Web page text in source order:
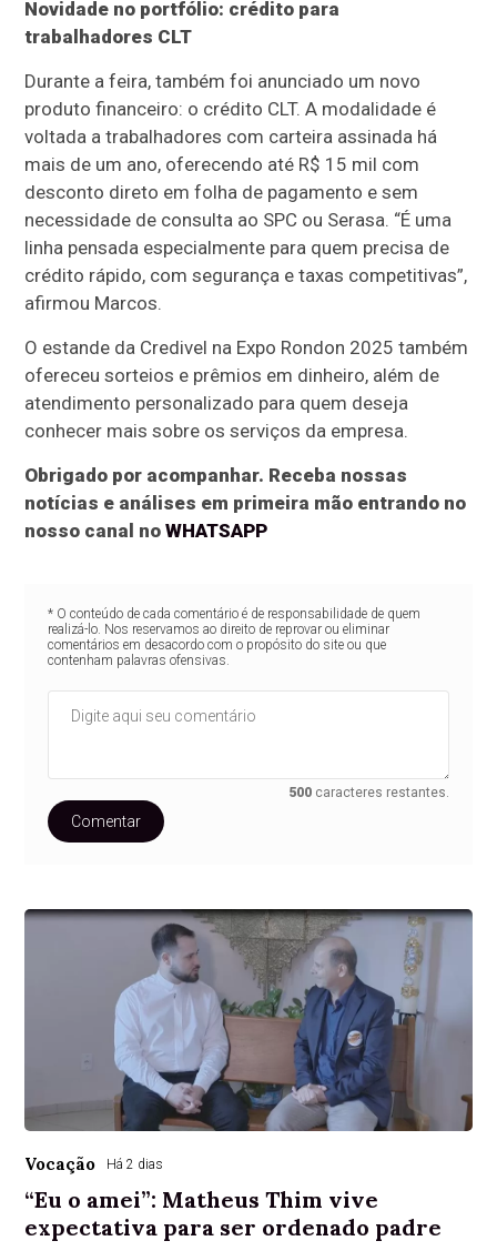
Novidade no portfólio: crédito para
trabalhadores CLT
Durante a feira, também foi anunciado um novo
produto financeiro: o crédito CLT. A modalidade é
voltada a trabalhadores com carteira assinada há
mais de um ano, oferecendo até R$ 15 mil com
desconto direto em folha de pagamento e sem
necessidade de consulta ao SPC ou Serasa. “É uma
linha pensada especialmente para quem precisa de
crédito rápido, com segurança e taxas competitivas”,
afirmou Marcos.
O estande da Credivel na Expo Rondon 2025 também
ofereceu sorteios e prêmios em dinheiro, além de
atendimento personalizado para quem deseja
conhecer mais sobre os serviços da empresa.
Obrigado por acompanhar. Receba nossas
notícias e análises em primeira mão entrando no
nosso canal noWHATSAPP
* O conteúdo de cada comentário é de responsabilidade de quem
realizá-lo. Nos reservamos ao direito de reprovar ou eliminar
comentários em desacordo com o propósito do site ou que
contenham palavras ofensivas.
500 caracteres restantes.
Comentar
Vocação Há 2 dias
“Eu o amei”: Matheus Thim vive
expectativa para ser ordenado padre